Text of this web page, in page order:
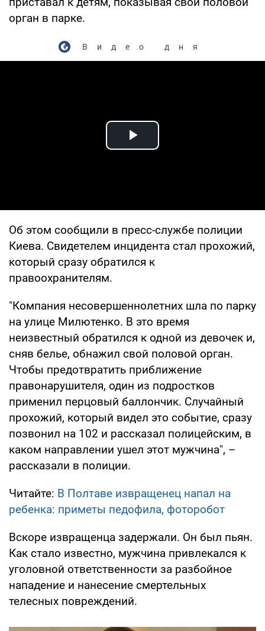
орган в парке.
Видео дня
Play Video
Об этом сообщили в пресс-службе полиции
Киева. Свидетелем инцидента стал прохожий,
который сразу обратился к
правоохранителям.
"Компания несовершеннолетних шла по парку
на улице Милютенко. В это время
неизвестный обратился к одной из девочек и,
сняв белье, обнажил свой половой орган.
Чтобы предотвратить приближение
правонарушителя, один из подростков
применил перцовый баллончик. Случайный
прохожий, который видел это событие, сразу
позвонил на 102 и рассказал полицейским, в
каком направлении ушел этот мужчина", –
рассказали в полиции.
Читайте: В Полтаве извращенец напал на
ребенка: приметы педофила, фоторобот
Вскоре извращенца задержали. Он был пьян.
Как стало известно, мужчина привлекался к
уголовной ответственности за разбойное
нападение и нанесение смертельных
телесных повреждений.